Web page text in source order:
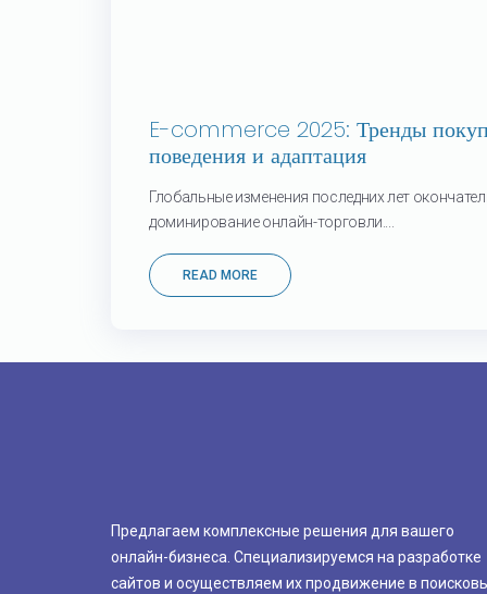
E-commerce 2025: Тренды
поведения и адаптация
Глобальные изменения последних лет
доминирование онлайн-торговли....
READ MORE
Предлагаем комплексные решения для вашего
онлайн-бизнеса. Специализируемся на разработке
сайтов и осуществляем их продвижение в